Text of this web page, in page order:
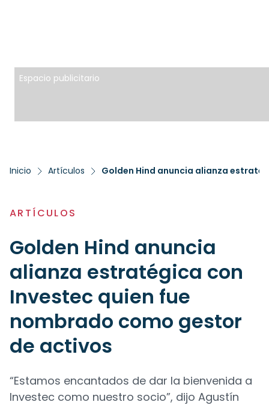
Espacio publicitario
Inicio Artículos
ARTÍCULOS
Golden Hind anuncia
alianza estratégica con
Investec quien fue
nombrado como gestor
de activos
“Estamos encantados de dar la bienvenida a
Investec como nuestro socio”, dijo Agustín